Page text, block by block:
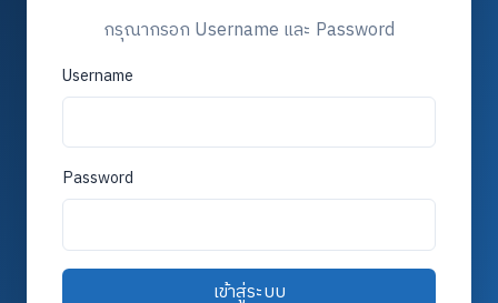
กรุณากรอก Username และ Password
Username
Password
เข้าสู่ระบบ